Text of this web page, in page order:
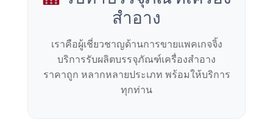
สำอาง
เราคือผู้เชี่ยวชาญด้านการขายแพคเกจจิ้ง
บริการรับผลิตบรรจุภัณฑ์เครื่องสำอาง
ราคาถูก หลากหลายประเภท พร้อมให้บริการ
ทุกท่าน